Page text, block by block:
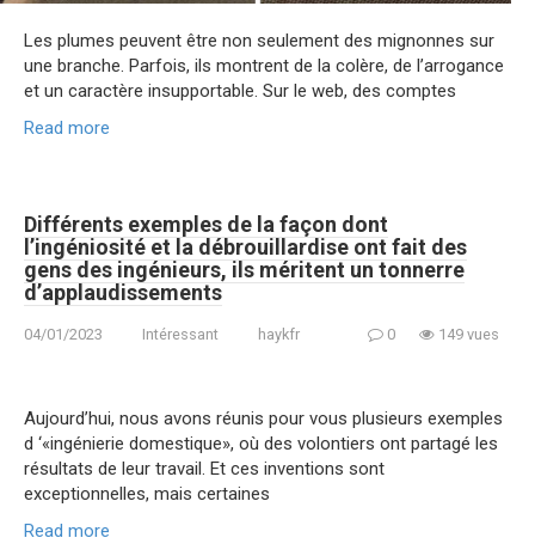
Les plumes peuvent être non seulement des mignonnes sur
une branche. Parfois, ils montrent de la colère, de l’arrogance
et un caractère insupportable. Sur le web, des comptes
Read more
Différents exemples de la façon dont
l’ingéniosité et la débrouillardise ont fait des
gens des ingénieurs, ils méritent un tonnerre
d’applaudissements
04/01/2023 Intéressant haykfr 0 149 vues
Aujourd’hui, nous avons réunis pour vous plusieurs exemples
d ‘«ingénierie domestique», où des volontiers ont partagé les
résultats de leur travail. Et ces inventions sont
exceptionnelles, mais certaines
Read more